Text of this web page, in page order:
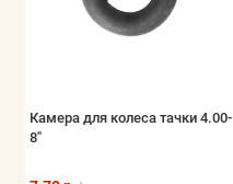
Хранение инструмента
Камера для колеса тачки 4.00-
8"